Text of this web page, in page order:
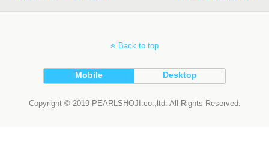
Back to top
Mobile Desktop
Copyright © 2019 PEARLSHOJI.co.,ltd. All Rights Reserved.